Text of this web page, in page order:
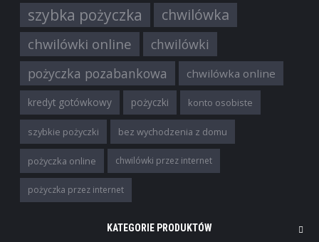
szybka pożyczka
chwilówka
chwilówki online
chwilówki
pożyczka pozabankowa
chwilówka online
kredyt gotówkowy pożyczki konto osobiste
szybkie pożyczki bez wychodzenia z domu
pożyczka online chwilówki przez internet
pożyczka przez internet
KATEGORIE PRODUKTÓW